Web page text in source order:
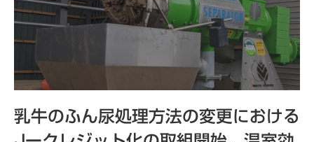
乳牛のふん尿処理方法の変更における